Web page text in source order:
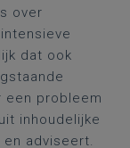
over
dat ook
een probleem
inhoudelijke
adviseert.